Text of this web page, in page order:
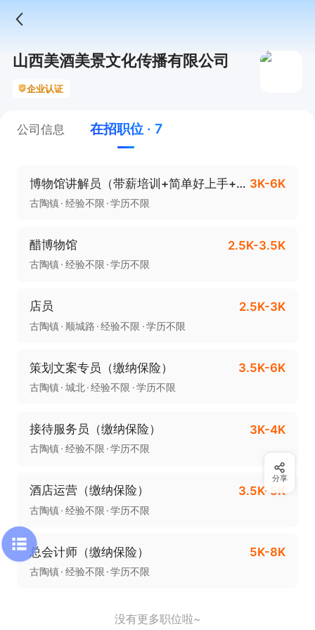
山西美酒美景文化传播有限公司
企业认证
公司信息 在招职位 · 7
博物馆讲解员（带薪培训+简单好上手+交社保+不要短期） 3K-6K
古陶镇 经验不限 学历不限
醋博物馆 2.5K-3.5K
古陶镇 经验不限 学历不限
店员 2.5K-3K
古陶镇 顺城路 经验不限 学历不限
策划文案专员（缴纳保险） 3.5K-6K
古陶镇 城北 经验不限 学历不限
接待服务员（缴纳保险） 3K-4K
古陶镇 经验不限 学历不限
酒店运营（缴纳保险） 3.5K-5K
古陶镇 经验不限 学历不限
总会计师（缴纳保险） 5K-8K
古陶镇 经验不限 学历不限
没有更多职位啦~
分享